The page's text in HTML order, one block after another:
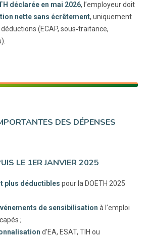
déclarée en mai 2026, l’employeur doit
nette sans écrêtement, uniquement
(ECAP, sous‑traitance,
DES DÉPENSES
LE 1ER JANVIER 2025
plus déductibles pour la DOETH 2025
de sensibilisation à l’emploi
;
d’EA, ESAT, TIH ou